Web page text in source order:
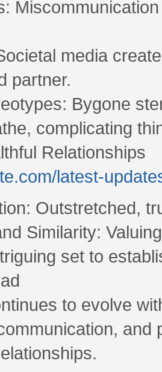
media
partner.
Bygone
complicating
Relationships
latest-
Outstretched,
Similarity:
set to
to evolve
and